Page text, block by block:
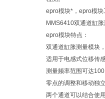
epro模块*，epro模
MMS6410双通道缸
epro模块特点：
双通道缸胀测量模块
适用于电感式位移传
测量频率范围可达
零点的调整和移动独
两个通道可以结合使